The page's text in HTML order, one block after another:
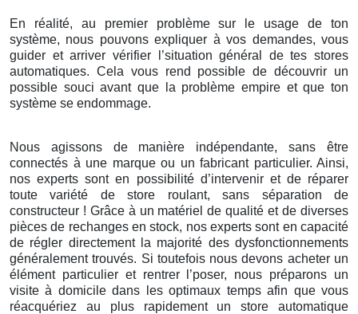
En réalité, au premier problème sur le usage de ton
système, nous pouvons expliquer à vos demandes, vous
guider et arriver vérifier l’situation général de tes stores
automatiques. Cela vous rend possible de découvrir un
possible souci avant que la problème empire et que ton
système se endommage.
Nous agissons de manière indépendante, sans être
connectés à une marque ou un fabricant particulier. Ainsi,
nos experts sont en possibilité d’intervenir et de réparer
toute variété de store roulant, sans séparation de
constructeur ! Grâce à un matériel de qualité et de diverses
pièces de rechanges en stock, nos experts sont en capacité
de régler directement la majorité des dysfonctionnements
généralement trouvés. Si toutefois nous devons acheter un
élément particulier et rentrer l’poser, nous préparons un
visite à domicile dans les optimaux temps afin que vous
réacquériez au plus rapidement un store automatique